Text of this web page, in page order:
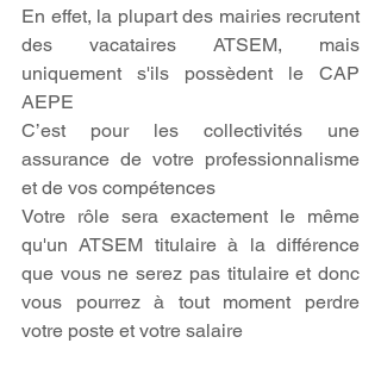
En effet, la plupart des mairies recrutent
des vacataires ATSEM, mais
uniquement s'ils possèdent le CAP
AEPE
C’est pour les collectivités une
assurance de votre professionnalisme
et de vos compétences
Votre rôle sera exactement le même
qu'un ATSEM titulaire à la différence
que vous ne serez pas titulaire et donc
vous pourrez à tout moment perdre
votre poste et votre salaire